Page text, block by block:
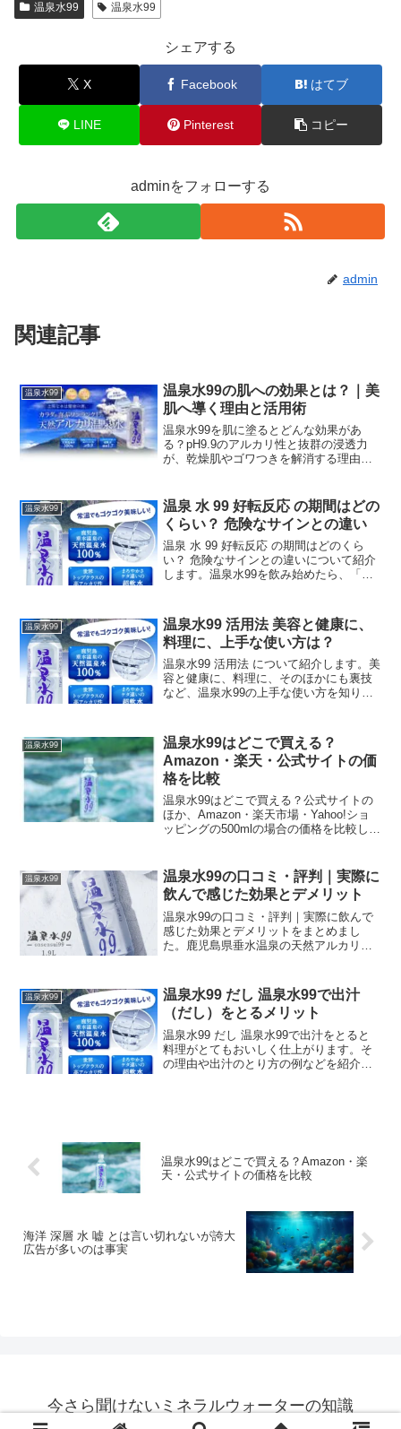
温泉水99 温泉水99
シェアする
X Facebook はてブ
LINE Pinterest コピー
adminをフォローする
admin
関連記事
温泉水99
温泉水99の肌への効果とは？｜美
肌へ導く理由と活用術
温泉水99を肌に塗るとどんな効果があ
る？pH9.9のアルカリ性と抜群の浸透力
が、乾燥肌やゴワつきを解消する理由を
水・精製水との違い、口コミで評判の美
肌活用術まで徹底網羅。
温泉水99
温泉 水 99 好転反応 の期間はどの
くらい？ 危険なサインとの違い
温泉 水 99 好転反応 の期間はどのくら
い？ 危険なサインとの違いについて紹介
します。温泉水99を飲み始めたら、「一
は、デトックス中に体内で起こるとされ
る「好転反応」...
温泉水99
温泉水99 活用法 美容と健康に、
料理に、上手な使い方は？
温泉水99 活用法 について紹介します。美
容と健康に、料理に、そのほかにも裏技
など、温泉水99の上手な使い方を知り、
ある温泉水99には、いろいろなメリット
があります。
温泉水99
温泉水99はどこで買える？
Amazon・楽天・公式サイトの価
格を比較
温泉水99はどこで買える？公式サイトの
ほか、Amazon・楽天市場・Yahoo!ショ
ッピングの500mlの場合の価格を比較して
購入にも触れていますので参考にしてみ
てください。
温泉水99
温泉水99の口コミ・評判｜実際に
飲んで感じた効果とデメリット
温泉水99の口コミ・評判｜実際に飲んで
感じた効果とデメリットをまとめまし
た。鹿児島県垂水温泉の天然アルカリイ
大な支持を得ているようですが、果たし
てその実力は本物でしょうか。
温泉水99
温泉水99 だし 温泉水99で出汁
（だし）をとるメリット
温泉水99 だし 温泉水99で出汁をとると
料理がとてもおいしく仕上がります。そ
の理由や出汁のとり方の例などを紹介し
温泉水99はどこで買える？Amazon・楽
天・公式サイトの価格を比較
海洋 深層 水 嘘 とは言い切れないが誇大
広告が多いのは事実
今さら聞けないミネラルウォーターの知識